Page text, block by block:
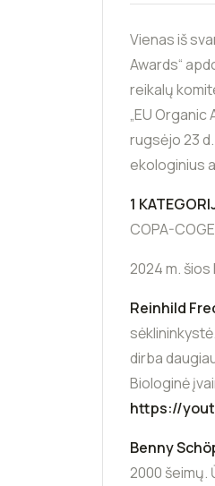
Vienas iš
Awards“
reikalų
„EU
rugsėjo 23
ekologinius
1
COPA-
2024 m.
Reinhild
dirba
Biologinė
https://
Benny
2000 šeimų.